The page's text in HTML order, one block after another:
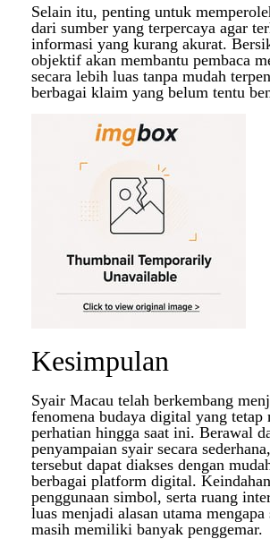
Selain itu, penting untuk
dari sumber yang terpercaya agar
informasi yang kurang akurat.
objektif akan membantu pembaca
secara lebih luas tanpa mudah
berbagai klaim yang belum tentu
Kesimpulan
Syair Macau telah berkembang
fenomena budaya digital yang tetap
perhatian hingga saat ini. Berawal
penyampaian syair secara
tersebut dapat diakses dengan
berbagai platform digital. Keindahan
penggunaan simbol, serta ruang
luas menjadi alasan utama
masih memiliki banyak penggemar.